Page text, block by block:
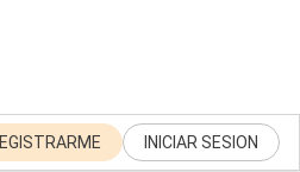
INICIAR SESION